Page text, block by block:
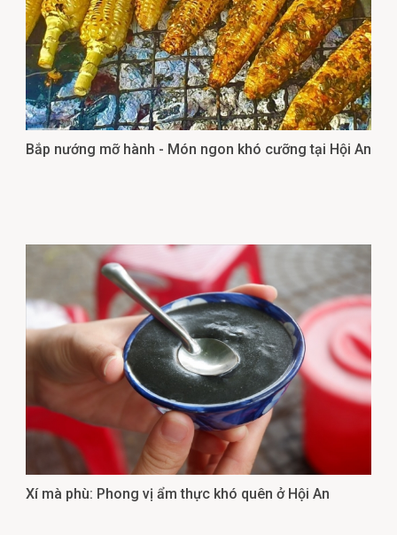
Bắp nướng mỡ hành - Món ngon khó cưỡng tại Hội An
Xí mà phù: Phong vị ẩm thực khó quên ở Hội An